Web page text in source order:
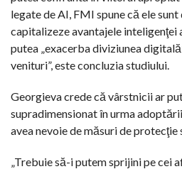
legate de AI, FMI spune că ele
capitalizeze avantajele inteligenţei
putea „exacerba diviziunea
venituri”, este concluzia studiului.
Georgieva crede că vârstnicii ar
supradimensionat în urma
avea nevoie de măsuri de protecţie
„Trebuie să-i putem sprijini pe cei